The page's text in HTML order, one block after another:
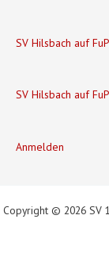
SV Hilsbach auf
SV Hilsbach auf
Anmelden
Copyright © 2026 SV